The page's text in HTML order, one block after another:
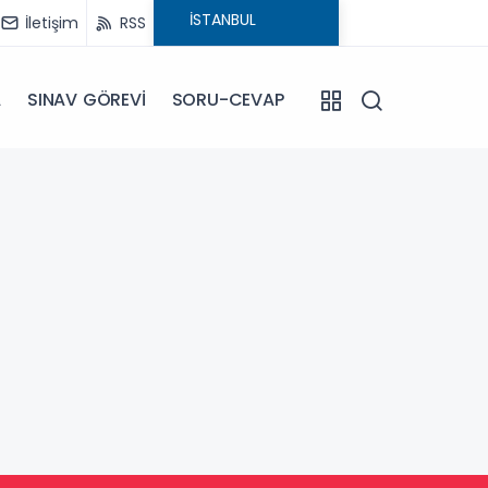
İletişim RSS
SINAV GÖREVİ SORU-CEVAP